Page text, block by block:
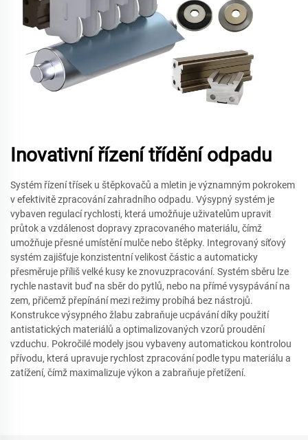
Inovativní řízení třídění odpadu
Systém řízení třísek u štěpkovačů a mletin je významným pokrokem
v efektivitě zpracování zahradního odpadu. Výsypný systém je
vybaven regulací rychlosti, která umožňuje uživatelům upravit
průtok a vzdálenost dopravy zpracovaného materiálu, čímž
umožňuje přesné umístění mulče nebo štěpky. Integrovaný síťový
systém zajišťuje konzistentní velikost částic a automaticky
přesměruje příliš velké kusy ke znovuzpracování. Systém sběru lze
rychle nastavit buď na sběr do pytlů, nebo na přímé vysypávání na
zem, přičemž přepínání mezi režimy probíhá bez nástrojů.
Konstrukce výsypného žlabu zabraňuje ucpávání díky použití
antistatických materiálů a optimalizovaných vzorů proudění
vzduchu. Pokročilé modely jsou vybaveny automatickou kontrolou
přívodu, která upravuje rychlost zpracování podle typu materiálu a
zatížení, čímž maximalizuje výkon a zabraňuje přetížení.